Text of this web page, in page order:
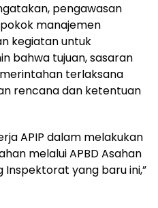
pengawasan
manajemen
kegiatan untuk
bahwa tujuan, sasaran
terlaksana
rencana dan ketentuan
APIP dalam melakukan
melalui APBD Asahan
Inspektorat yang baru ini,”